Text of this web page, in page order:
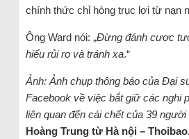
chính thức chỉ hòng trục lợi từ nạn
Ông Ward nói: „Đừng đánh cược
hiểu rủi ro và tránh xa.“
Ảnh: Ảnh chụp thông báo của Đại
Facebook về việc bắt giữ các nghi
liên quan đến cái chết của 39
Hoàng Trung từ Hà nội –